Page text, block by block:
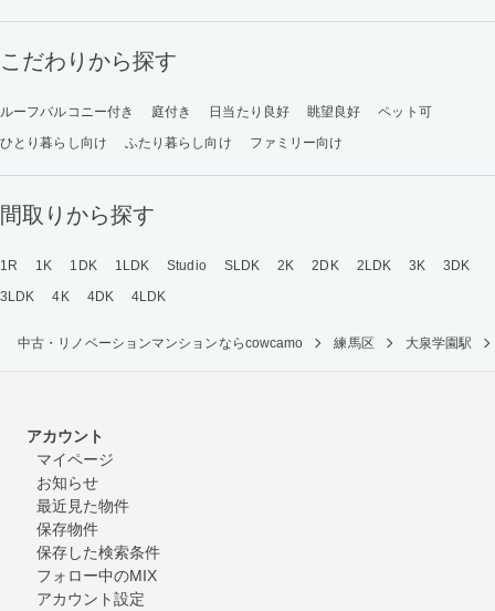
こだわりから探す
ルーフバルコニー付き 庭付き 日当たり良好 眺望良好
ペット可
ひとり暮らし向け
ふたり暮らし向け ファミリー向け
間取りから探す
1R 1K 1DK 1LDK Studio SLDK 2K 2DK 2LDK 3K
3DK
3LDK
4K 4DK 4LDK
中古・リノベーションマンションならcowcamo 練馬区 大泉学園駅
アカウント
マイページ
お知らせ
最近見た物件
保存物件
保存した検索条件
フォロー中のMIX
アカウント設定